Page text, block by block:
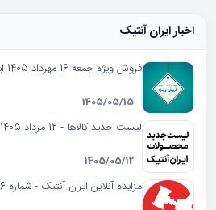
اخبار ایران آنتیک
فروش ویژه جمعه 16 مهرداد 1405 ایران آنتیک + هدیه ویژه
1405/05/15
لیست جدید کالاها - 12 مرداد 1405
1405/05/12
مزایده آنلاین ایران آنتیک - شماره 196